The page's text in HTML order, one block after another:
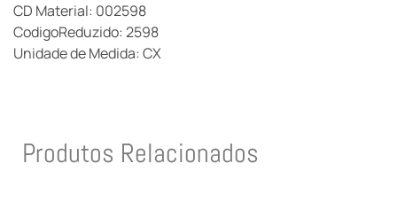
CD Material: 002598
CodigoReduzido: 2598
Unidade de Medida: CX
Produtos Relacionados